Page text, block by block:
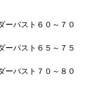
ーバスト６０～７０
ーバスト６５～７５
ーバスト７０～８０